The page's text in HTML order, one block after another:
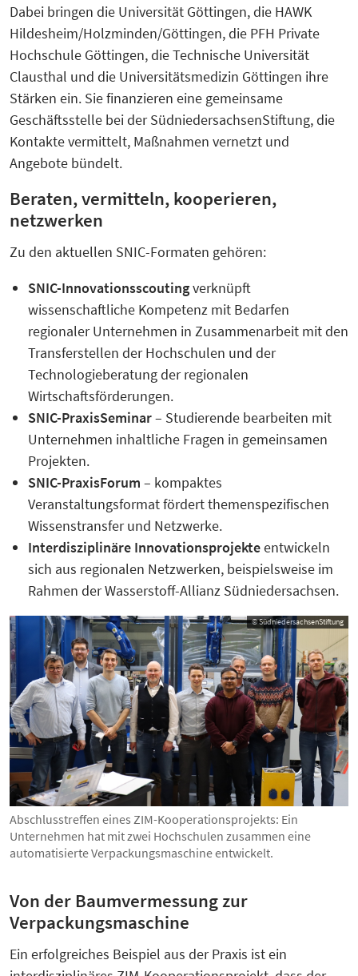
Dabei bringen die Universität Göttingen, die HAWK
Hildesheim/Holzminden/Göttingen, die PFH Private
Hochschule Göttingen, die Technische Universität
Clausthal und die Universitätsmedizin Göttingen ihre
Stärken ein. Sie finanzieren eine gemeinsame
Geschäftsstelle bei der SüdniedersachsenStiftung, die
Kontakte vermittelt, Maßnahmen vernetzt und
Angebote bündelt.
Beraten, vermitteln, kooperieren,
netzwerken
Zu den aktuellen SNIC-Formaten gehören:
SNIC-Innovationsscoutingverknüpft
wissenschaftliche Kompetenz mit Bedarfen
regionaler Unternehmen in Zusammenarbeit mit den
Transferstellen der Hochschulen und der
Technologieberatung der regionalen
Wirtschaftsförderungen.
SNIC-PraxisSeminar– Studierende bearbeiten mit
Unternehmen inhaltliche Fragen in gemeinsamen
Projekten.
SNIC-PraxisForum – kompaktes
Veranstaltungsformat fördert themenspezifischen
Wissenstransfer und Netzwerke.
Interdisziplinäre Innovationsprojekteentwickeln
sich aus regionalen Netzwerken, beispielsweise im
Rahmen der Wasserstoff-Allianz Südniedersachsen.
© SüdniedersachsenStiftung
Abschlusstreffen eines ZIM-Kooperationsprojekts: Ein
Unternehmen hat mit zwei Hochschulen zusammen eine
automatisierte Verpackungsmaschine entwickelt.
Von der Baumvermessung zur
Verpackungsmaschine
Ein erfolgreiches Beispiel aus der Praxis ist ein